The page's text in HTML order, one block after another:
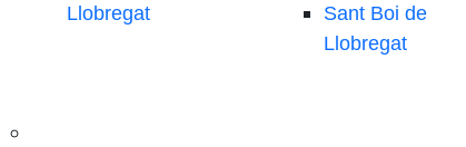
Llobregat
Sant Boi de
Llobregat